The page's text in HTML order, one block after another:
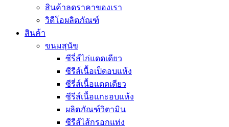
สินค้าลดราคาของเรา
วิดีโอผลิตภัณฑ์
สินค้า
ขนมสุนัข
ซีรี่ส์ไก่แดดเดียว
ซีรีส์เนื้อเป็ดอบแห้ง
ซีรี่ส์เนื้อแดดเดียว
ซีรีส์เนื้อแกะอบแห้ง
ผลิตภัณฑ์วิตามิน
ซีรีส์ไส้กรอกแท่ง